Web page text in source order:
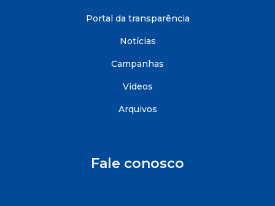
Portal da transparência
Notícias
Campanhas
Videos
Arquivos
Fale conosco